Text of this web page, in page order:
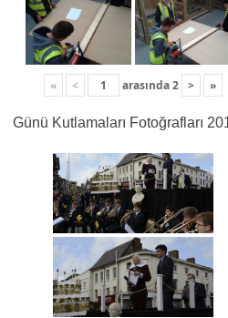
« < arasında2 > »
Günü Kutlamaları Fotoğrafları